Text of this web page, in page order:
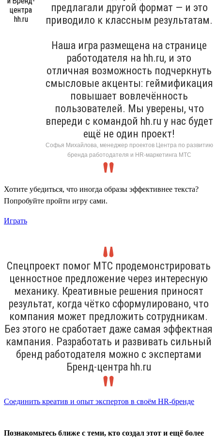
предлагали другой формат — и это
приводило к классным результатам.
Наша игра размещена на странице
работодателя на hh.ru, и это
отличная возможность подчеркнуть
смысловые акценты: геймификация
повышает вовлечённость
пользователей. Мы уверены, что
впереди с командой hh.ru у нас будет
ещё не один проект!
Софья Михайлова, менеджер проектов Центра по развитию
бренда работодателя и HR-маркетинга МТС
Хотите убедиться, что иногда образы эффективнее текста?
Попробуйте пройти игру сами.
Играть
Спецпроект помог МТС продемонстрировать
ценностное предложение через интересную
механику. Креативные решения приносят
результат, когда чётко сформулировано, что
компания может предложить сотрудникам.
Без этого не сработает даже самая эффектная
кампания. Разработать и развивать сильный
бренд работодателя можно с экспертами
Бренд-центра hh.ru
Соединить креатив и опыт экспертов в своём HR-бренде
Познакомьтесь ближе с теми, кто создал этот и ещё более